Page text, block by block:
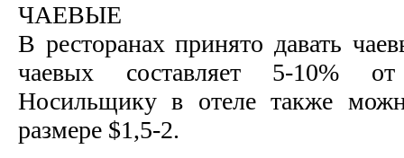
ЧАЕВЫЕ
В ресторанах принято давать
чаевых составляет 5-10% от
Носильщику в отеле также
размере $1,5-2.